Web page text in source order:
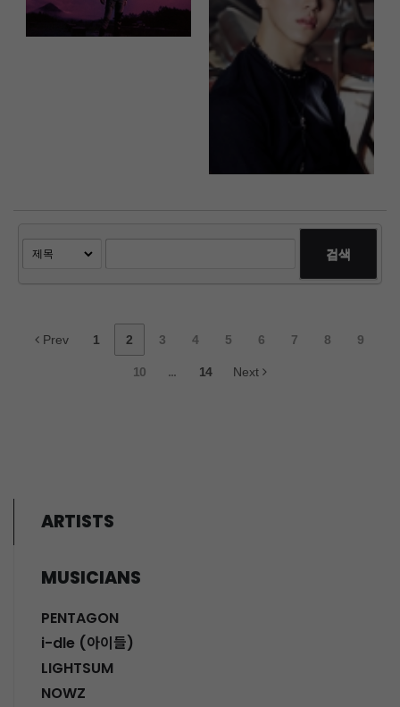
검색
Prev 1 2 3 4 5 6 7 8 9
10 ... 14 Next
ARTISTS
MUSICIANS
PENTAGON
i-dle (아이들)
LIGHTSUM
NOWZ